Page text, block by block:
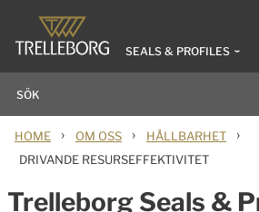
SEALS & PROFILES
HOME › OM OSS › HÅLLBARHET ›
DRIVANDE RESURSEFFEKTIVITET
Trelleborg Seals &